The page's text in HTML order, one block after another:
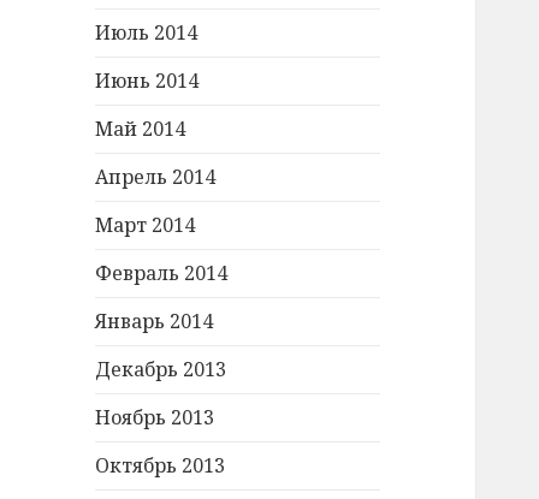
Июль 2014
Июнь 2014
Май 2014
Апрель 2014
Март 2014
Февраль 2014
Январь 2014
Декабрь 2013
Ноябрь 2013
Октябрь 2013